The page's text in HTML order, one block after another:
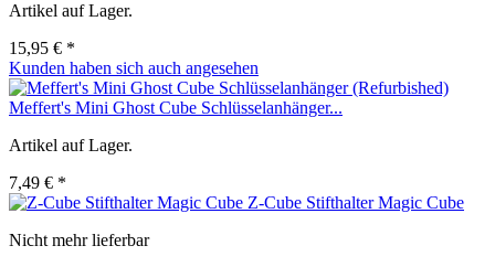
Artikel auf Lager.
15,95 € *
Kunden haben sich auch angesehen
Meffert's Mini Ghost Cube Schlüsselanhänger...
Artikel auf Lager.
7,49 € *
Z-Cube Stifthalter Magic Cube
Nicht mehr lieferbar